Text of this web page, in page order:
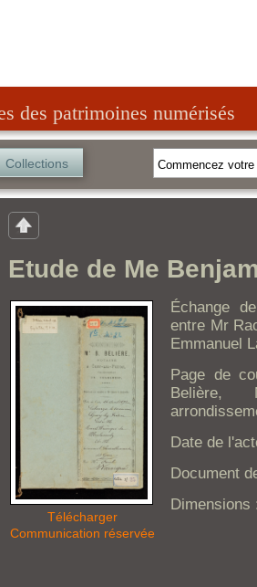
des patrimoines numérisés
Collections
Etude de Me
Télécharger
Communication réservée
Échange
entre Mr
Emmanuel
Page de
Belière,
Date de
Document
Dimensions